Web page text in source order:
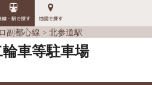
線・駅で探す 地図で探す
副都心線 北参道駅
車等駐車場